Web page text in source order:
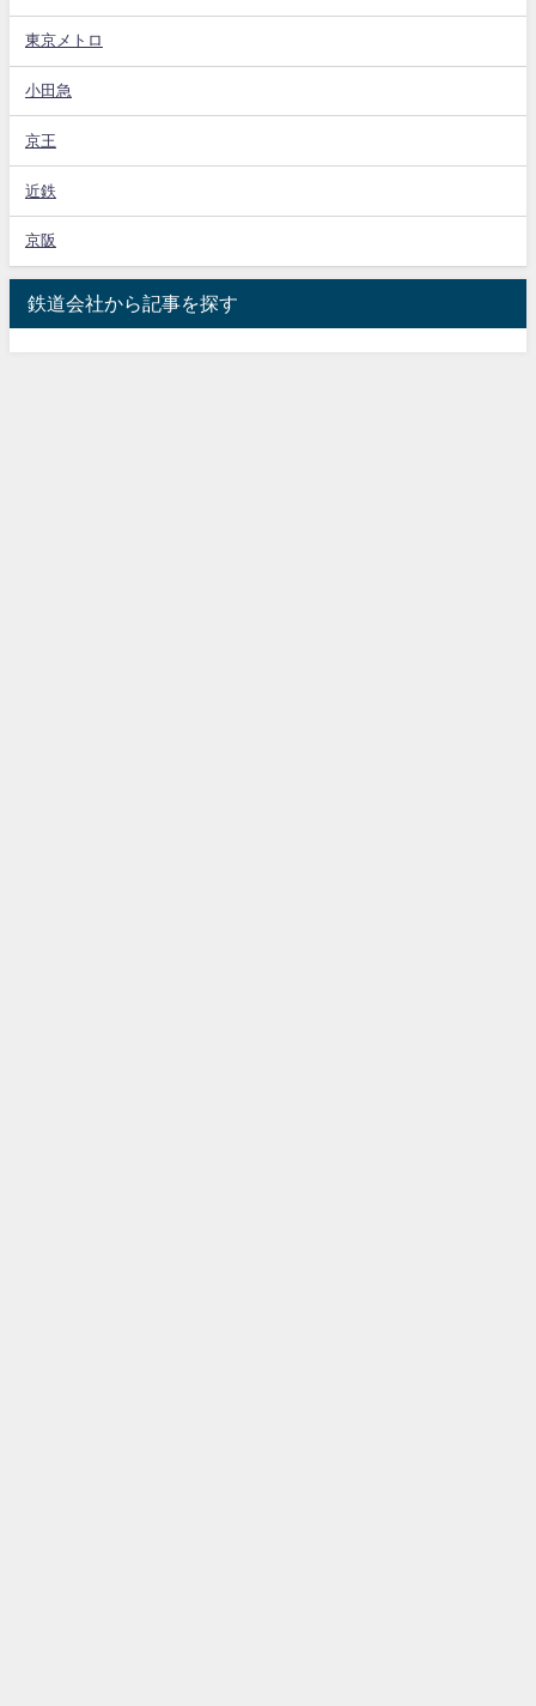
東京メトロ
小田急
京王
近鉄
京阪
鉄道会社から記事を探す